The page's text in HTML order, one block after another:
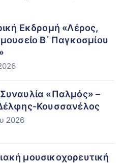
Εκδρομή «Λέρος,
Β΄ Παγκοσμίου
«Παλμός» –
Κουσσανέλος
2026
μουσικοχορευτική